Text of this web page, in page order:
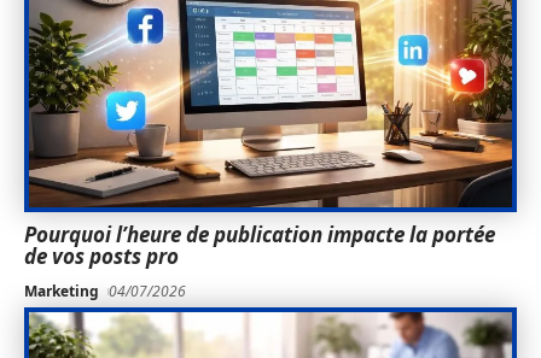
Pourquoi l’heure de publication impacte la portée
de vos posts pro
Marketing 04/07/2026